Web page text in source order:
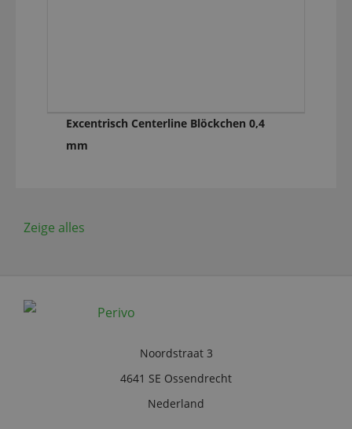
Excentrisch Centerline Blöckchen 0,4
mm
Zeige alles
Noordstraat 3
4641 SE Ossendrecht
Nederland